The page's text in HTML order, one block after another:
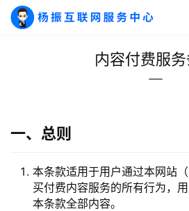
内容付费服
一、总则
本条款适用于用户通过本网站（
买付费内容服务的所有行为，
本条款全部内容。